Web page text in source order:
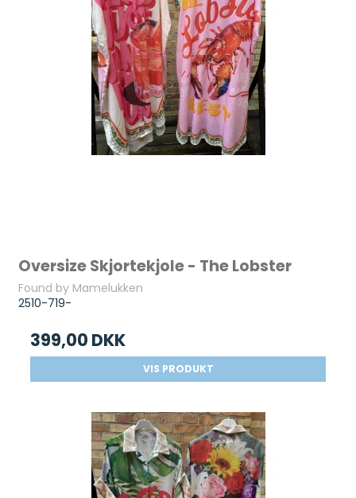
Oversize Skjortekjole - The Lobster
Found by Mamelukken
2510-719-
399,00 DKK
VIS PRODUKT